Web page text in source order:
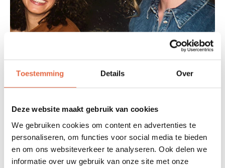
Toestemming Details Over
Deze website maakt gebruik van cookies
We gebruiken cookies om content en advertenties te
personaliseren, om functies voor social media te bieden
en om ons websiteverkeer te analyseren. Ook delen we
informatie over uw gebruik van onze site met onze
NOMON
dine & dream
Cocktail in je hand, vuur op je bord, een boutique kamer
om in te ontspannen en een ontbijt om de dag goed te
beginnen. Dat is het Nomon Dine & Dream arrangement.